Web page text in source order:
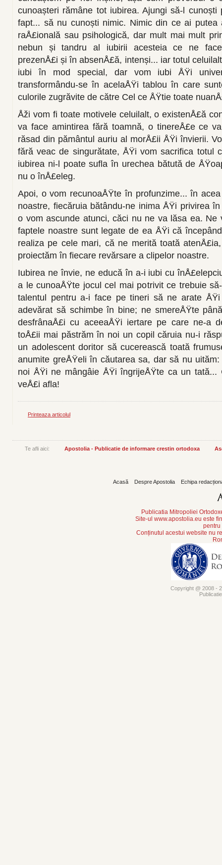
cunoașteri rămâne tot iubi­rea. Ajungi să-l
fapt... să nu cunoști nimic. Nimic din ce ai pu­tea
raÅ£ională sau psiholo­gică, dar mult mai mult
nebun și tandru al iubirii acesteia ce ne
prezenÅ£i și în absenÅ£ă, intenși... iar totul
iubi în mod special, dar vom iubi ÅŸi
transformându-se în acelaÅŸi tablou în care
culorile zu­grăvite de către Cel ce ÅŸtie toa­te
Åži vom fi toate motivele celuilalt, o existenÅ£ă
va face amintirea fără toam­nă, o tinereÅ£e ce
răsad din pământul auriu al morÅ£ii ÅŸi învierii.
fără veac de singurătate, ÅŸi vom sacrifica totul
iubirea ni-l poate sufla în urechea bătută de
nu o înÅ£eleg.
Apoi, o vom recunoaÅŸte în profunzime... în
noastre, fiecăru­ia bătându-ne inima ÅŸi privirea
o vom ascunde atunci, căci nu ne va lăsa ea. Ne
faptele noastre sunt legate de ea ÅŸi că
realiza pe cele mari, că ne merită toată
proiectăm în fi­ecare revărsare a clipelor noastre.
Iubirea ne învie, ne educă în a-i iubi cu
a le cunoaÅŸte jo­cul cel mai potrivit ce trebuie
talentul pentru a-i face pe tineri să ne arate
adevărat să schimbe în bine; ne smereÅŸte
desfrânaÅ£i cu aceeaÅŸi iertare pe care ne-a
toÅ£ii mai păs­trăm în noi un copil căruia nu-i
un adolescent doritor să cu­cerească toată
anumite greÅŸeli în căutarea sa, dar să nu
noi ÅŸi ne mân­gâie ÅŸi îngrijeÅŸte ca un tată...
veÅ£i afla!
Printeaza articolul
Te afli aici: Apostolia - Publicatie de informare crestin ortodoxa
Acasă Despre Apostolia Echipa
Publicatia Mitropoliei
Site-ul www.apostolia.eu este
pentru
Conținutul acestui website nu
Copyright @ 2008 -